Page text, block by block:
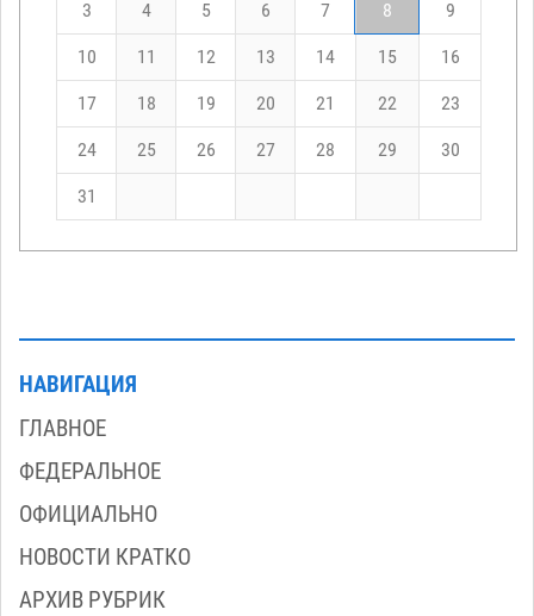
3 4 5 6 7 8 9
10 11 12 13 14 15 16
17 18 19 20 21 22 23
24 25 26 27 28 29 30
31
НАВИГАЦИЯ
ГЛАВНОЕ
ФЕДЕРАЛЬНОЕ
ОФИЦИАЛЬНО
НОВОСТИ КРАТКО
АРХИВ РУБРИК